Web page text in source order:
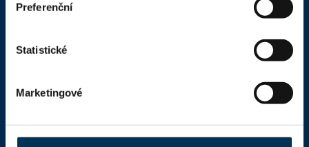
Preferenční
Statistické
Marketingové
Kontakty
Kontaktní informace
Národní 16